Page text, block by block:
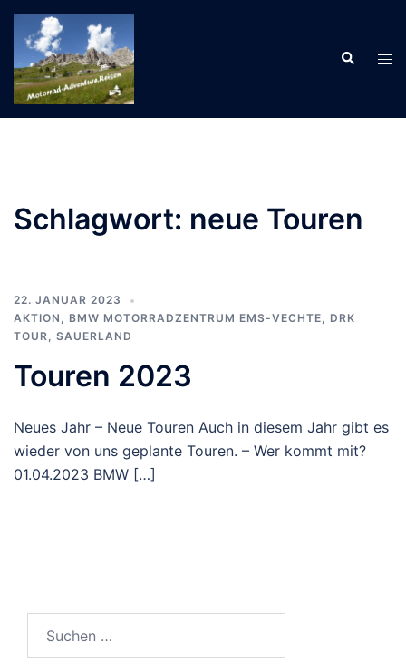
Zum
Inhalt
springen
Suche
Schlagwort: neue Touren
22. JANUAR 2023
AKTION , BMW MOTORRADZENTRUM EMS-VECHTE, DRK
TOUR, SAUERLAND
Touren 2023
Neues Jahr – Neue Touren Auch in diesem Jahr gibt es
wieder von uns geplante Touren. – Wer kommt mit?
01.04.2023 BMW […]